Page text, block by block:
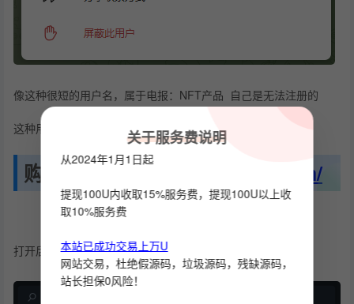
像这种很短的用户名，属于电报：NFT产品 自己是无法注册的
这种用户名只能通过购买
购买地址：https://fragment.com/
打开后你会看到下面这样的页面，这就是电报的用户名交易
关于服务费说明
从2024年1月1日起
提现100U内收取15%服务费，提现100U以上收
取10%服务费
本站已成功交易上万U
网站交易，杜绝假源码，垃圾源码，残缺源码，
站长担保0风险！